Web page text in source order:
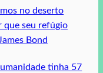
no deserto
que seu refúgio
Bond
tinha 57